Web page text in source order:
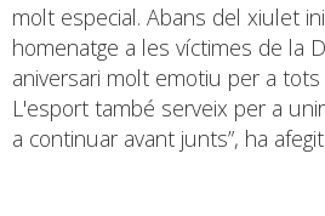
molt especial. Abans del xiulet
homenatge a les víctimes de la
aniversari molt emotiu per a
L'esport també serveix per a
a continuar avant junts”, ha